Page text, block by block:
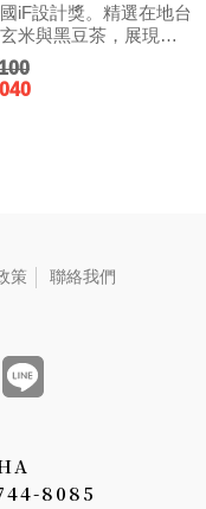
iF設計獎。精選在地台
米與黑豆茶，展現優
送禮心意。
策 聯絡我們
8085